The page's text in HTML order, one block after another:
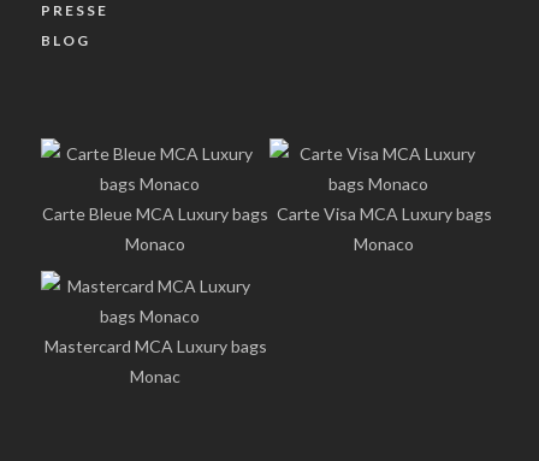
PRESSE
BLOG
Carte Bleue MCA Luxury bags
Monaco
Carte Visa MCA Luxury bags
Monaco
Mastercard MCA Luxury bags
Monac